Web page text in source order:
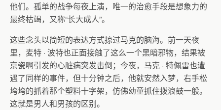
他们。孤单的战争每夜上演，唯一的治愈手段是想象力的
最终枯竭，又称“长大成人”。
这些念头以简短的表达方式掠过马克的脑海。前一天夜
里，麦特 · 波特也正面接触了这么一个黑暗邪物，结果被
京瓷啊引发的心脏病突发击倒；今夜，马克 · 特佩雷也遭
遇了同样的事件，但十分钟之后，他就安然入梦，右手松
垮垮的抓着那个塑料十字架，仿佛幼童抓住拨浪鼓一般。
这就是男人和男孩的区别。